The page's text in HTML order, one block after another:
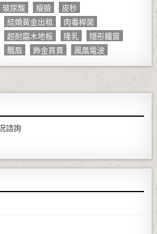
玻尿酸 瘦臉
皮秒
結婚黃金出租
肉毒桿菌
超耐磨木地板 隆乳
隱形鐵窗
飄眉 飾金買賣 鳳凰電波
諮詢